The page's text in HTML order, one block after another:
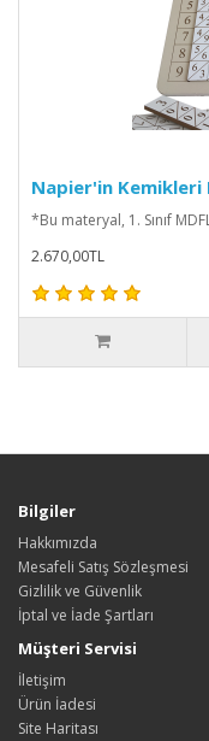
Napier'in
*Bu materyal, 1. Sınıf
2.670,00TL
Bilgiler
Hakkımızda
Mesafeli Satış Sözleşmesi
Gizlilik ve Güvenlik
İptal ve İade Şartları
Müşteri Servisi
İletişim
Ürün İadesi
Site Haritası